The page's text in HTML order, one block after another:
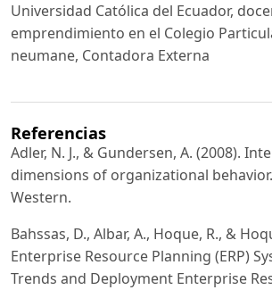
Universidad Católica del Ecuador,
emprendimiento en el Colegio
neumane, Contadora Externa
Referencias
Adler, N. J., & Gundersen, A. (2008).
dimensions of organizational
Western.
Bahssas, D., Albar, A., Hoque, R., &
Enterprise Resource Planning (ERP)
Trends and Deployment Enterprise